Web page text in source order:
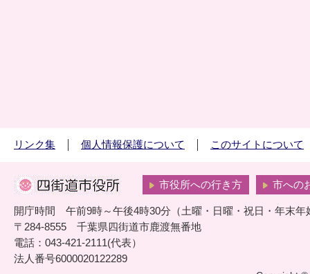
リンク集 個人情報保護について このサイトについて
市役所への行き方 市への
開庁時間 午前9時～午後4時30分（土曜・日曜・祝日・年末年
〒284-8555 千葉県四街道市鹿渡無番地
電話：043-421-2111(代表）
法人番号6000020122289